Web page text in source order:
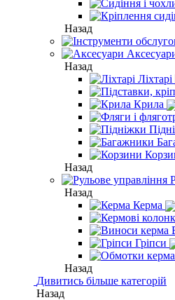
Назад
Назад
Ліхтарі
Крила
Назад
Назад
Керма
Гріпси
Назад
Дивитись більше категорій
Назад